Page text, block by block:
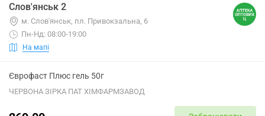
Слов'янськ 2
м. Слов'янськ, пл. Привокзальна, 6
Пн-Нд: 08:00-19:00
На мапі
Єврофаст Плюс гель 50г
ЧЕРВОНА ЗІРКА ПАТ ХІМФАРМЗАВОД